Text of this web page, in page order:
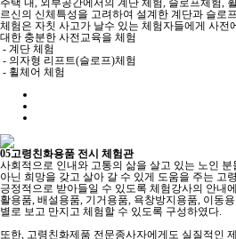
르신의 신체특성을 고려하여 설계한 계단과 슬로
체험은 자칫 사고가 날수 있는 체험자들에게 사전
대한 충분한 사전교육을 체험
- 계단 체험
- 의자형 리프트(슬로프)체험
- 휠체어 체험
05고령친화용품 전시 체험관
사회적으로 인내와 고통의 삶을 살고 있는 노인
아닌 희망을 갖고 살아 갈 수 있게 도움을 주는 고
긍정적으로 받아들일 수 있도록 체험강사의 안내
활용품, 배설용품, 기거용품, 욕창방지용품, 이동
별로 보고 만지고 체험할 수 있도록 구성하였다.
또한, 고령친화제품 전문종사자에게도 실질적인